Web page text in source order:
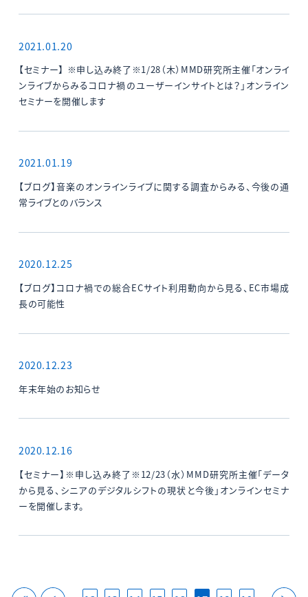
2021.01.20
【セミナー】 ※申し込み終了※1/28（木）MMD研究所主催「オンライ
ンライブからみるコロナ禍のユーザーインサイトとは？」オンライン
セミナーを開催します
2021.01.19
【ブログ】音楽のオンラインライブに関する調査からみる、今後の通
常ライブとのバランス
2020.12.25
【ブログ】コロナ禍での総合ECサイト利用動向から見る、EC市場成
長の可能性
2020.12.23
年末年始のお知らせ
2020.12.16
【セミナー】※申し込み終了※12/23（水）MMD研究所主催「データ
から見る、シニアのデジタルシフトの現状と今後」オンラインセミナ
ーを開催します。